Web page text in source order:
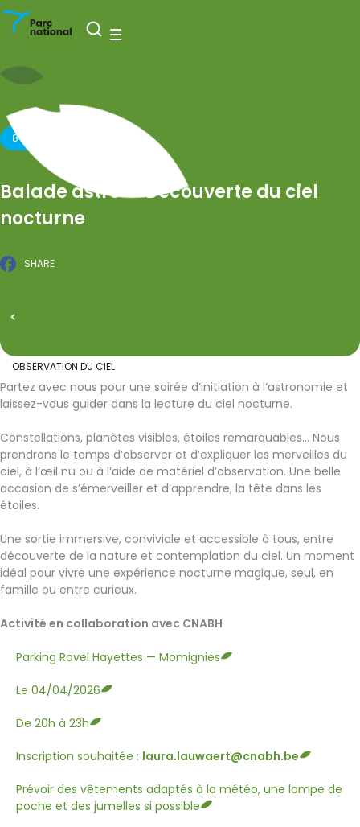
Nationaal Park Entre-Sambre-et-Meuse
Open zoeken
8 MAART 2026
Balade astro — Découverte du ciel
nocturne
SHARE
Facebook
Alle evenementen
OBSERVATION DU CIEL
Partez avec nous pour une soirée d’initiation à l’astronomie et
laissez-vous guider dans la lecture du ciel nocturne.
Constellations, planètes visibles, étoiles remarquables… Nous
prendrons le temps d’observer et d’expliquer les merveilles du
ciel, à l’œil nu ou à l’aide de matériel d’observation. Une belle
occasion de s’émerveiller et d’apprendre, la tête dans les
étoiles.
Une sortie immersive, conviviale et accessible à tous, entre
découverte de la nature et contemplation du ciel. Un moment
idéal pour vivre une expérience nocturne magique, seul, en
famille ou entre curieux.
Activité en collaboration avec CNABH
Parking Ravel Hayettes — Momignies
Le 04/04/2026
De 20h à 23h
Inscription souhaitée : laura.lauwaert@cnabh.be
Prévoir des vêtements adaptés à la météo, une lampe de
poche et des jumelles si possible